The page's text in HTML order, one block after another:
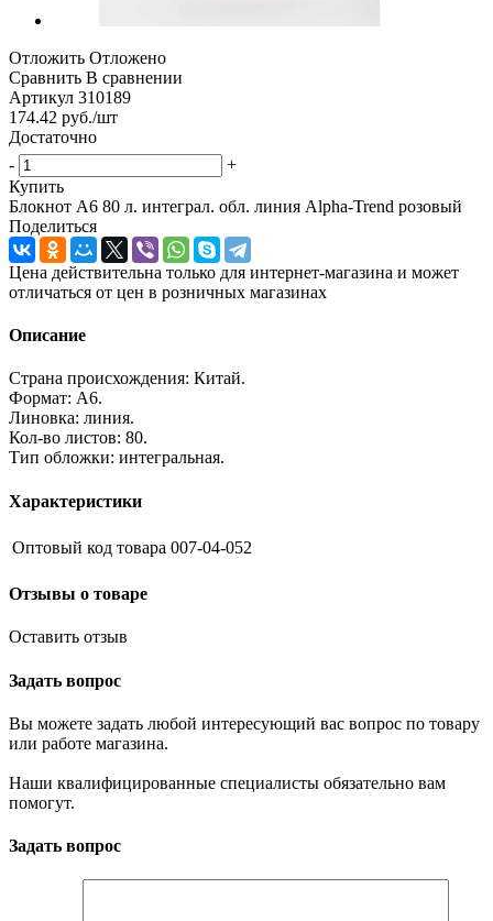
Отложить Отложено
Сравнить В сравнении
Артикул 310189
174.42 руб./шт
Достаточно
-
+
Купить
Блокнот А6 80 л. интеграл. обл. линия Alpha-Trend розовый
Поделиться
Цена действительна только для интернет-магазина и может
отличаться от цен в розничных магазинах
Описание
Страна происхождения: Китай.
Формат: А6.
Линовка: линия.
Кол-во листов: 80.
Тип обложки: интегральная.
Характеристики
Оптовый код товара 007-04-052
Отзывы о товаре
Оставить отзыв
Задать вопрос
Вы можете задать любой интересующий вас вопрос по товару
или работе магазина.
Наши квалифицированные специалисты обязательно вам
помогут.
Задать вопрос